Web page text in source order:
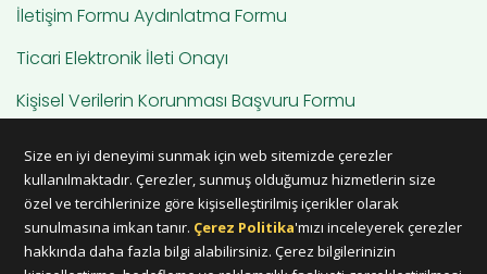
İletişim Formu Aydınlatma Formu
Ticari Elektronik İleti Onayı
Kişisel Verilerin Korunması Başvuru Formu
Size en iyi deneyimi sunmak için web sitemizde çerezler
kullanılmaktadır. Çerezler, sunmuş olduğumuz hizmetlerin size
özel ve tercihlerinize göre kişiselleştirilmiş içerikler olarak
sunulmasına imkan tanır. Çerez Politika'mızı inceleyerek çerezler
hakkında daha fazla bilgi alabilirsiniz. Çerez bilgilerinizin